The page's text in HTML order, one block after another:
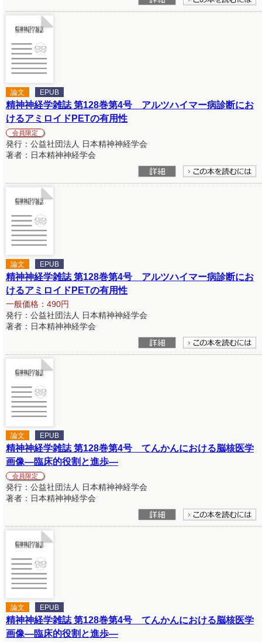
論文 EPUB
精神神経学雑誌 第128巻第4号 アルツハイマー病診断にお
けるアミロイドPETの有用性
会員限定
発行：公益社団法人 日本精神神経学会
著者：日本精神神経学会
論文 EPUB
精神神経学雑誌 第128巻第4号 アルツハイマー病診断にお
けるアミロイドPETの有用性
一般価格：490円
発行：公益社団法人 日本精神神経学会
著者：日本精神神経学会
論文 EPUB
精神神経学雑誌 第128巻第4号 てんかんにおける脳核医学
画像―臨床的役割と進歩―
会員限定
発行：公益社団法人 日本精神神経学会
著者：日本精神神経学会
論文 EPUB
精神神経学雑誌 第128巻第4号 てんかんにおける脳核医学
画像―臨床的役割と進歩―